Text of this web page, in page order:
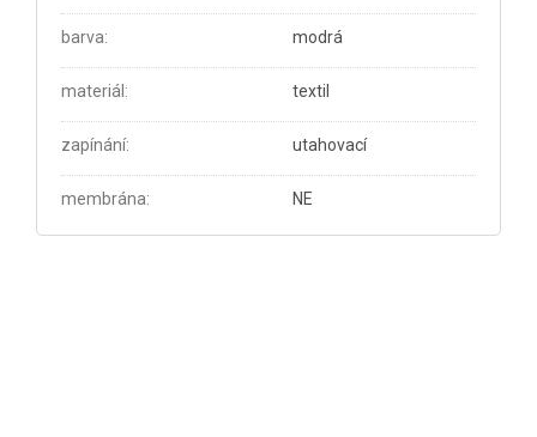
barva: modrá
materiál : textil
zapínání: utahovací
membrána: NE